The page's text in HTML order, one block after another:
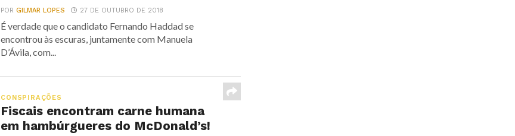
PORGILMAR LOPES 27 DE OUTUBRO DE 2018
É verdade que o candidato Fernando Haddad se
encontrou às escuras, juntamente com Manuela
D’Ávila, com...
CONSPIRAÇÕES
Fiscais encontram carne humana
em hambúrgueres do McDonald’s!